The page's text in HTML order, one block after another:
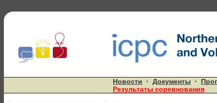
Новости · Документы ·
Результаты соревнования